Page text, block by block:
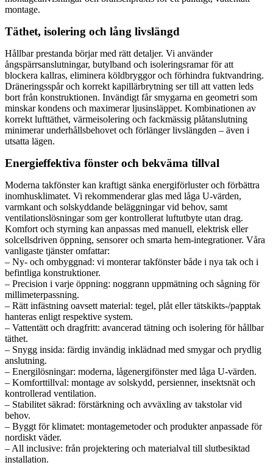
montage.
Täthet, isolering och lång livslängd
Hållbar prestanda börjar med rätt detaljer. Vi använder
ångspärrsanslutningar, butylband och isoleringsramar för att
blockera kallras, eliminera köldbryggor och förhindra fuktvandring.
Dräneringsspår och korrekt kapillärbrytning ser till att vatten leds
bort från konstruktionen. Invändigt får smygarna en geometri som
minskar kondens och maximerar ljusinsläppet. Kombinationen av
korrekt lufttäthet, värmeisolering och fackmässig plåtanslutning
minimerar underhållsbehovet och förlänger livslängden – även i
utsatta lägen.
Energieffektiva fönster och bekväma tillval
Moderna takfönster kan kraftigt sänka energiförluster och förbättra
inomhusklimatet. Vi rekommenderar glas med låga U-värden,
varmkant och solskyddande beläggningar vid behov, samt
ventilationslösningar som ger kontrollerat luftutbyte utan drag.
Komfort och styrning kan anpassas med manuell, elektrisk eller
solcellsdriven öppning, sensorer och smarta hem-integrationer. Våra
vanligaste tjänster omfattar:
– Ny- och ombyggnad: vi monterar takfönster både i nya tak och i
befintliga konstruktioner.
– Precision i varje öppning: noggrann uppmätning och sågning för
millimeterpassning.
– Rätt infästning oavsett material: tegel, plåt eller tätskikts-/papptak
hanteras enligt respektive system.
– Vattentätt och dragfritt: avancerad tätning och isolering för hållbar
täthet.
– Snygg insida: färdig invändig inklädnad med smygar och prydlig
anslutning.
– Energilösningar: moderna, lågenergifönster med låga U-värden.
– Komforttillval: montage av solskydd, persienner, insektsnät och
kontrollerad ventilation.
– Stabilitet säkrad: förstärkning och avväxling av takstolar vid
behov.
– Byggt för klimatet: montagemetoder och produkter anpassade för
nordiskt väder.
– All inclusive: från projektering och materialval till slutbesiktad
installation.